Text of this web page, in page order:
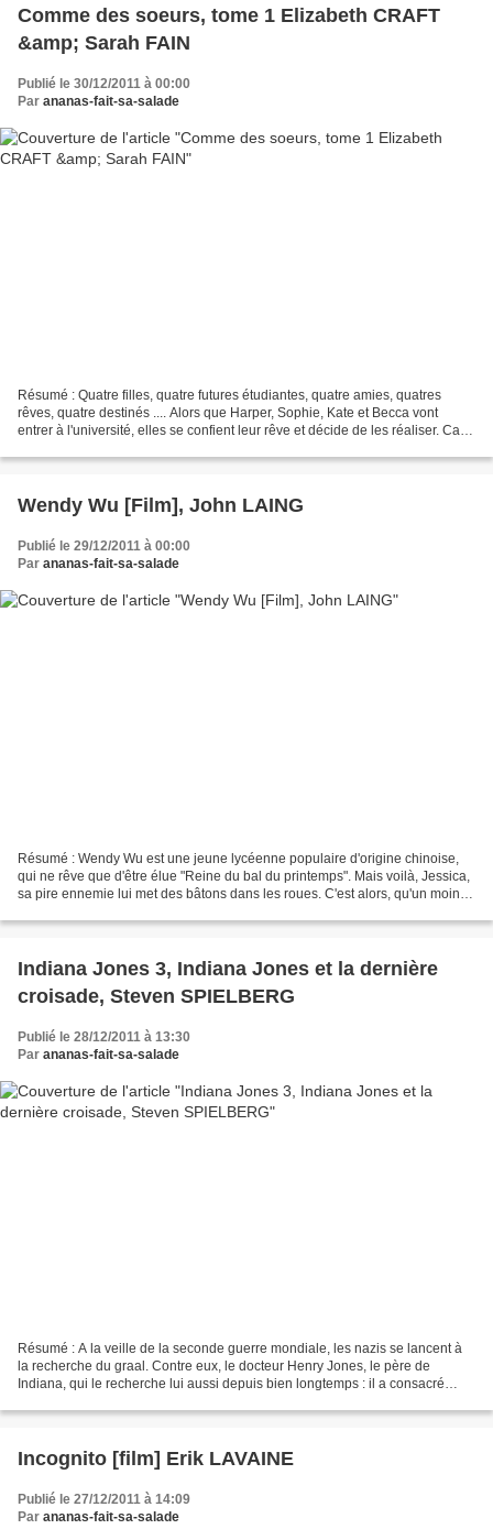
Comme des soeurs, tome 1 Elizabeth CRAFT
&amp; Sarah FAIN
Publié le 30/12/2011 à 00:00
Par ananas-fait-sa-salade
Résumé : Quatre filles, quatre futures étudiantes, quatre amies, quatres
rêves, quatre destinés .... Alors que Harper, Sophie, Kate et Becca vont
entrer à l'université, elles se confient leur rêve et décide de les réaliser. Ca
Wendy Wu [Film], John LAING
Publié le 29/12/2011 à 00:00
Par ananas-fait-sa-salade
Résumé : Wendy Wu est une jeune lycéenne populaire d'origine chinoise,
qui ne rêve que d'être élue "Reine du bal du printemps". Mais voilà, Jessica,
sa pire ennemie lui met des bâtons dans les roues. C'est alors, qu'un moine
Indiana Jones 3, Indiana Jones et la dernière
croisade, Steven SPIELBERG
Publié le 28/12/2011 à 13:30
Par ananas-fait-sa-salade
Résumé : A la veille de la seconde guerre mondiale, les nazis se lancent à
la recherche du graal. Contre eux, le docteur Henry Jones, le père de
Indiana, qui le recherche lui aussi depuis bien longtemps : il a consacré
Incognito [film] Erik LAVAINE
Publié le 27/12/2011 à 14:09
Par ananas-fait-sa-salade